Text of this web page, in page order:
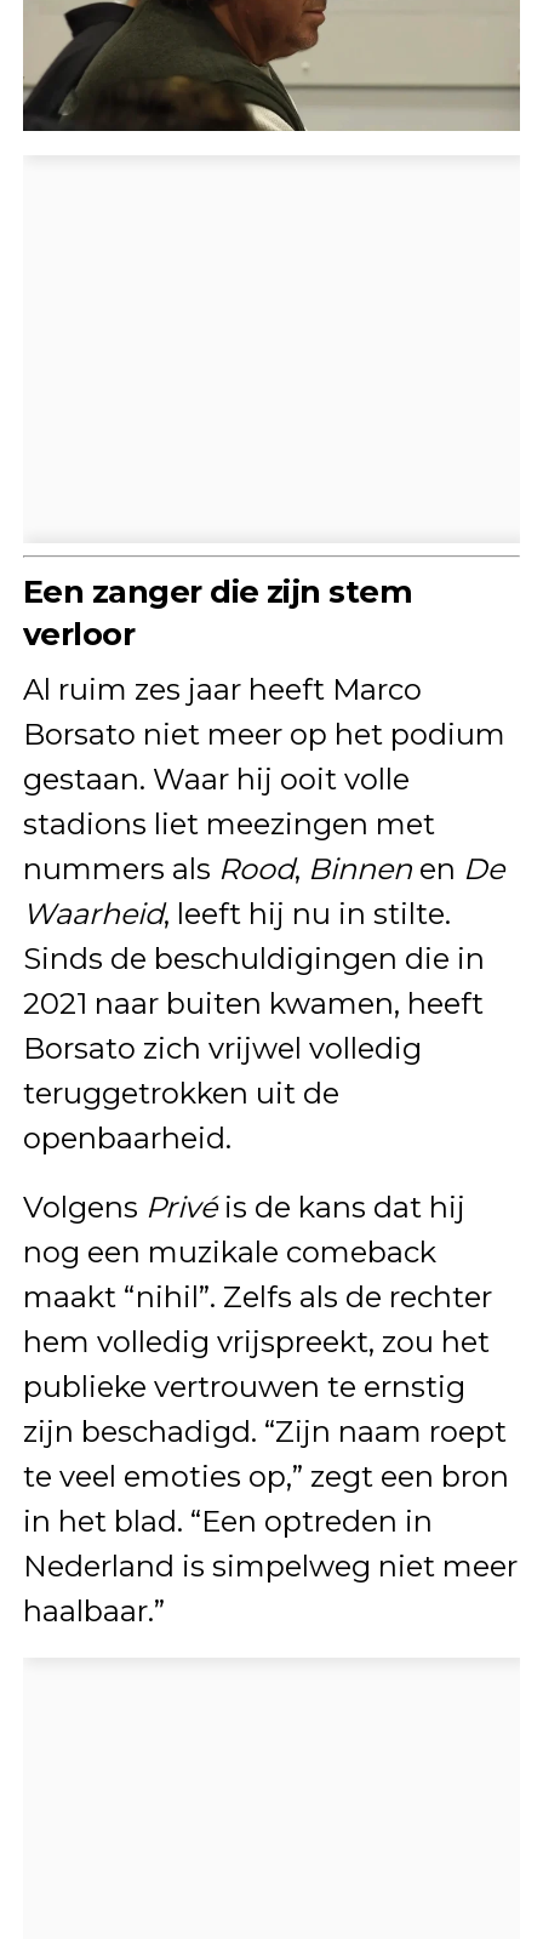
Een zanger die zijn stem
verloor
Al ruim zes jaar heeft Marco
Borsato niet meer op het podium
gestaan. Waar hij ooit volle
stadions liet meezingen met
nummers als Rood, Binnenen De
Waarheid, leeft hij nu in stilte.
Sinds de beschuldigingen die in
2021 naar buiten kwamen, heeft
Borsato zich vrijwel volledig
teruggetrokken uit de
openbaarheid.
Volgens Privéis de kans dat hij
nog een muzikale comeback
maakt “nihil”. Zelfs als de rechter
hem volledig vrijspreekt, zou het
publieke vertrouwen te ernstig
zijn beschadigd. “Zijn naam roept
te veel emoties op,” zegt een bron
in het blad. “Een optreden in
Nederland is simpelweg niet meer
haalbaar.”